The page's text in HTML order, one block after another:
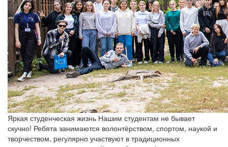
Яркая студенческая жизнь Нашим студентам не бывает
скучно! Ребята занимаются волонтёрством, спортом, наукой и
творчеством, регулярно участвуют в традиционных